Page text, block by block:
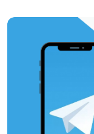
https://t.me/minskctvby